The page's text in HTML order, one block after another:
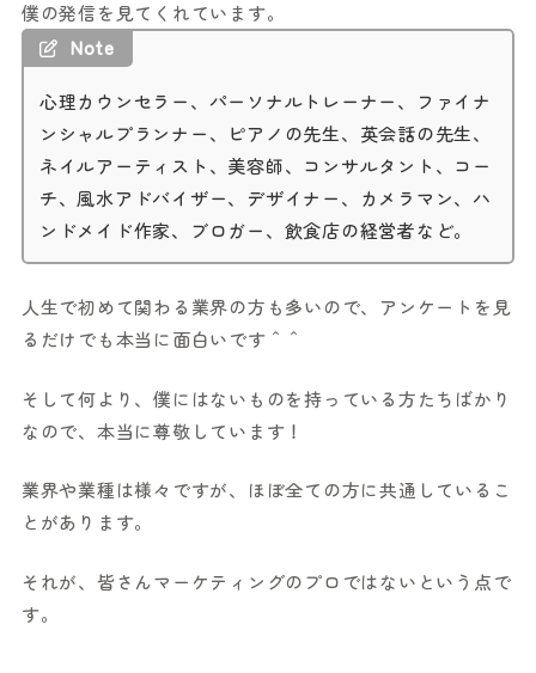
僕の発信を見てくれています。
Note
心理カウンセラー、パーソナルトレーナー、ファイナ
ンシャルプランナー、ピアノの先生、英会話の先生、
ネイルアーティスト、美容師、コンサルタント、コー
チ、風水アドバイザー、デザイナー、カメラマン、ハ
ンドメイド作家、ブロガー、飲食店の経営者など。
人生で初めて関わる業界の方も多いので、アンケートを見
るだけでも本当に面白いです＾＾
そして何より、僕にはないものを持っている方たちばかり
なので、本当に尊敬しています！
業界や業種は様々ですが、ほぼ全ての方に共通しているこ
とがあります。
それが、皆さんマーケティングのプロではないという点で
す。